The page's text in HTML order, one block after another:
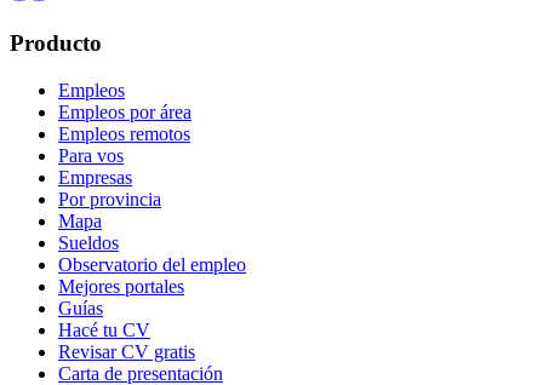
Producto
Empleos
Empleos por área
Empleos remotos
Para vos
Empresas
Por provincia
Mapa
Sueldos
Observatorio del empleo
Mejores portales
Guías
Hacé tu CV
Revisar CV gratis
Carta de presentación